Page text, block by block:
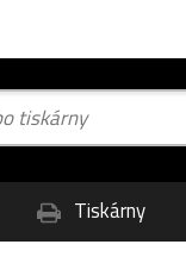
Tiskárny